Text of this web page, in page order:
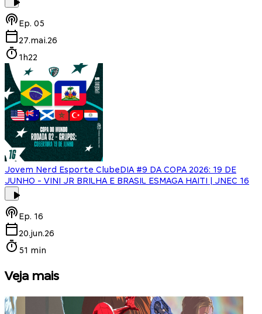
Ep. 05
27.mai.26
1h22
Jovem Nerd Esporte ClubeDIA #9 DA COPA 2026: 19 DE
JUNHO - VINI JR BRILHA E BRASIL ESMAGA HAITI | JNEC 16
Ep. 16
20.jun.26
51 min
Veja mais